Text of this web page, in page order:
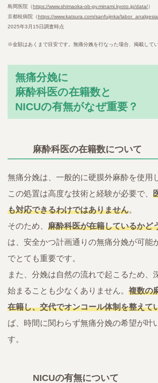
島岡医院（https://www.shimaoka-ob-gy.minami.kyoto.jp/data/）
京都桂病院（https://www.katsura.com/sanfujinka/
2025年3月15日調査時点
※金額はあくまで目安です。無痛分娩を行なった場合、掲載して
無痛分娩に
麻酔科医の在籍数と
NICUの有無がなぜ重要？
麻酔科医の在籍数について
無痛分娩は、一般的に硬膜外麻酔を使用
この処置は高度な技術と経験が必要で、
も対応できるわけではありません。
そのため、 麻酔科医が在籍しているかど
は、安全かつ計画通りの無痛分娩が可能
でとても重要です。
また、分娩は自然の流れで起こるため、
始まることも少なくありません。 複数の
在籍し、交代でオンコール体制を整えて
ば、時間に関わらず無痛分娩の希望が叶
す。
NICUの有無について